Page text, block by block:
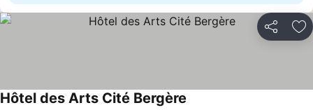
Del
Hôtel des Arts Cité Bergère